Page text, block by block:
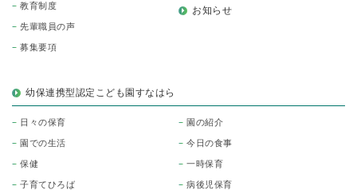
教育制度
先輩職員の声
募集要項
お知らせ
幼保連携型認定こども園すなはら
日々の保育 園の紹介
園での生活 今日の食事
保健 一時保育
子育てひろば 病後児保育